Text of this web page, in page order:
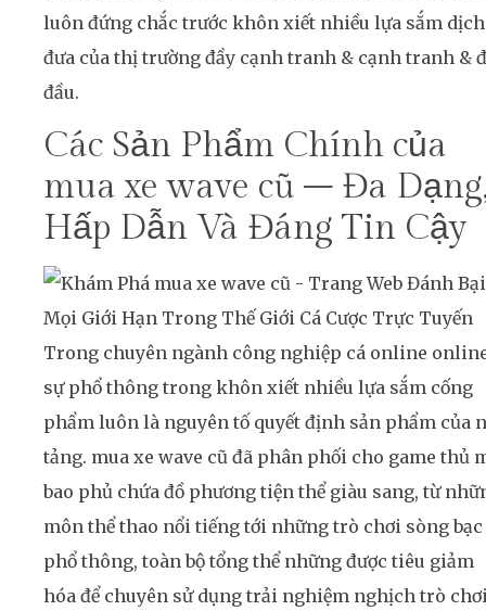
luôn đứng chắc trước khôn xiết nhiều lựa sắm dịch
đưa của thị trường đầy cạnh tranh & cạnh tranh &
đầu.
Các Sản Phẩm Chính của
mua xe wave cũ – Đa
Hấp Dẫn Và Đáng Tin Cậy
Trong chuyên ngành công nghiệp cá online
sự phổ thông trong khôn xiết nhiều lựa sắm cống
phẩm luôn là nguyên tố quyết định sản phẩm của
tảng. mua xe wave cũ đã phân phối cho game thủ
bao phủ chứa đồ phương tiện thể giàu sang, từ
môn thể thao nổi tiếng tới những trò chơi sòng bạc
phổ thông, toàn bộ tổng thể những được tiêu giảm
hóa để chuyên sử dụng trải nghiệm nghịch trò